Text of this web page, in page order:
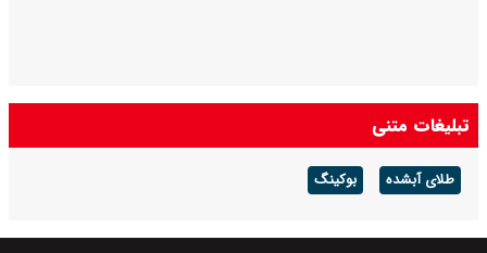
تبلیغات متنی
طلای آبشده بوکینگ